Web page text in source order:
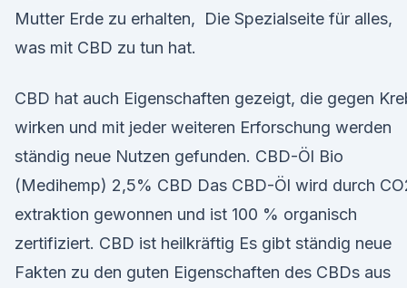
Mutter Erde zu erhalten, Die Spezialseite für alles,
was mit CBD zu tun hat.
CBD hat auch Eigenschaften gezeigt, die gegen
wirken und mit jeder weiteren Erforschung werden
ständig neue Nutzen gefunden. CBD-Öl Bio
(Medihemp) 2,5% CBD Das CBD-Öl wird durch
extraktion gewonnen und ist 100 % organisch
zertifiziert. CBD ist heilkräftig Es gibt ständig neue
Fakten zu den guten Eigenschaften des CBDs aus